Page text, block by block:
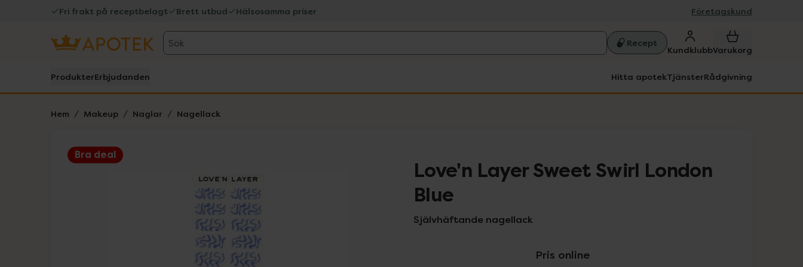
Fri frakt på receptbelagt Brett utbud Hälsosamma priser Företagskund
Sök Recept
KundklubbVarukorg
ProdukterErbjudanden Hitta apotekTjänsterRådgivning
Hem Makeup Naglar Nagellack
Bra deal
Lista: . Innehåller 3 objekt.
Love'n Layer Sweet Swirl London
Blue
Självhäftande nagellack
Pris online